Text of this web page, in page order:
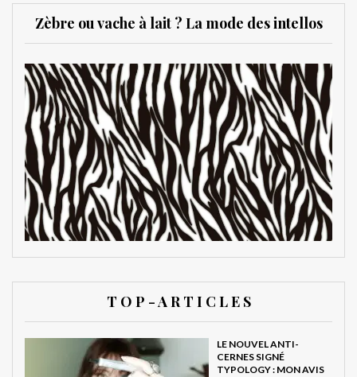
Zèbre ou vache à lait ? La mode des intellos
T O P - A R T I C L E S
LE NOUVEL ANTI-
CERNES SIGNÉ
TYPOLOGY : MON AVIS